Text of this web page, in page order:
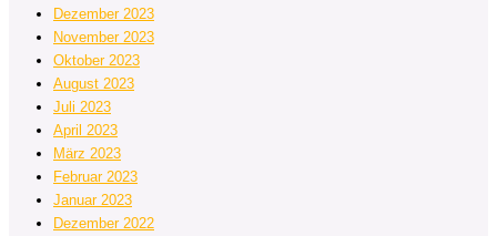
Dezember 2023
November 2023
Oktober 2023
August 2023
Juli 2023
April 2023
März 2023
Februar 2023
Januar 2023
Dezember 2022